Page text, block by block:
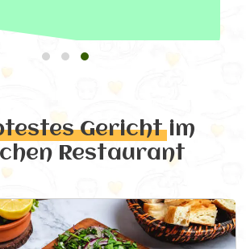
Gerichtim
Restaurant